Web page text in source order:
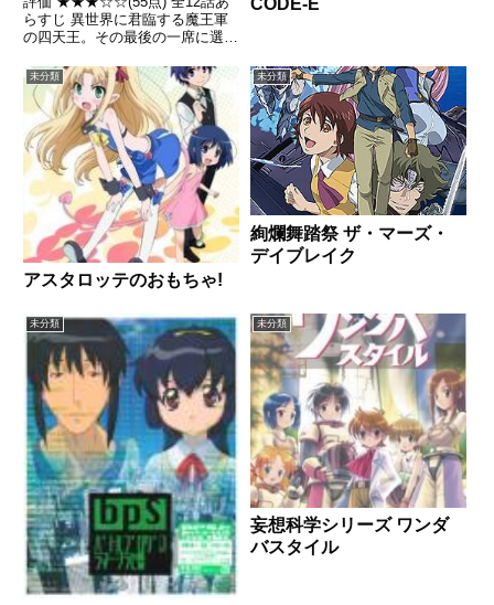
らすじ 異世界に君臨する魔王軍
の四天王。その最後の一席に選ば
ン、ウチムラデンノスケだった！
引用- Wikipedia
未分類
アスタロッテのおもちゃ!
未分類
絢爛舞踏祭 ザ・マーズ・
デイブレイク
未分類 未分類
妄想科学シリーズ ワンダ
バスタイル